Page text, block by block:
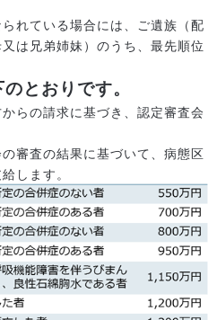
れている場合には、ご遺族（配
は兄弟姉妹）のうち、最先順位
とおりです。
らの請求に基づき、認定審査会
審査の結果に基づいて、病態区
します。